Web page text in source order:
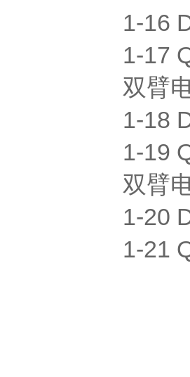
1-16
1-17
双臂
1-18
1-19
双臂
1-20
1-21